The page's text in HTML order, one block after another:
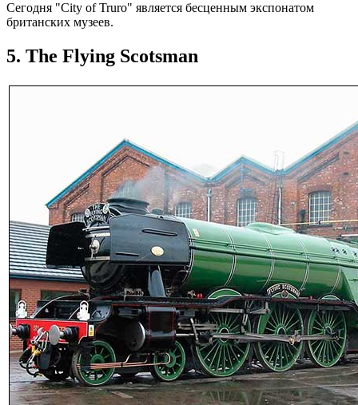
Сегодня "City of Truro" является бесценным экспонатом
британских музеев.
5. The Flying Scotsman